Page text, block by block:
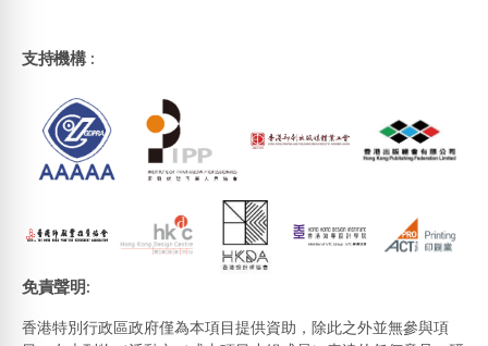
支持機構 :
免責聲明:
香港特別行政區政府僅為本項目提供資助，除此之外並無參與項